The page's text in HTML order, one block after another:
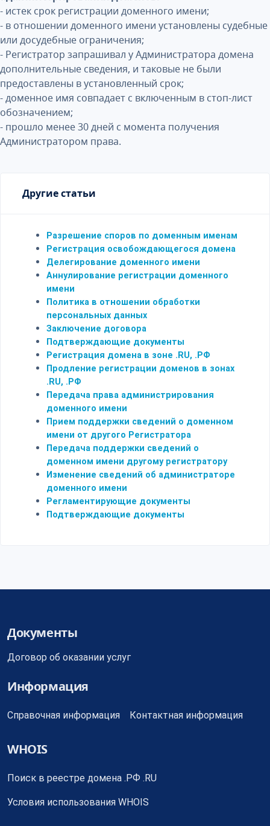
- истек срок регистрации доменного имени;
- в отношении доменного имени установлены судебные
или досудебные ограничения;
- Регистратор запрашивал у Администратора домена
дополнительные сведения, и таковые не были
предоставлены в установленный срок;
- доменное имя совпадает с включенным в стоп-лист
обозначением;
- прошло менее 30 дней с момента получения
Администратором права.
Другие статьи
Разрешение споров по доменным именам
Регистрация освобождающегося домена
Делегирование доменного имени
Аннулирование регистрации доменного
имени
Политика в отношении обработки
персональных данных
Заключение договора
Подтверждающие документы
Регистрация домена в зоне .RU, .РФ
Продление регистрации доменов в зонах
.RU, .РФ
Передача права администрирования
доменного имени
Прием поддержки сведений о доменном
имени от другого Регистратора
Передача поддержки сведений о
доменном имени другому регистратору
Изменение сведений об администраторе
доменного имени
Регламентирующие документы
Подтверждающие документы
Документы
Договор об оказании услуг
Информация
Справочная информация Контактная информация
WHOIS
Поиск в реестре домена .РФ .RU
Условия использования WHOIS